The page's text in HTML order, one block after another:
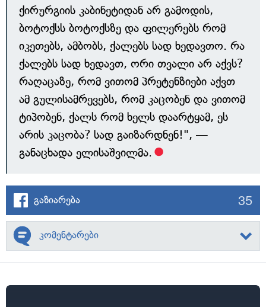
ქირურგიის კაბინეტიდან არ გამოდის,
ბოტოქსს ბოტოქსზე და ფილერებს რომ
იკეთებს, ამბობს, ქალებს სად ხედავთო. რა
ქალებს სად ხედავთ, ორი თვალი არ აქვს?
რაღაცაზე, რომ ვითომ პრეტენზიები აქვთ
ამ გულისამრევებს, რომ კაცობენ და ვითომ
ტიპობენ, ქალს რომ ხელს დაარტყამ, ეს
არის კაცობა? სად გაიზარდნენ!", —
განაცხადა ელისაშვილმა.
გაზიარება 35
კომენტარები